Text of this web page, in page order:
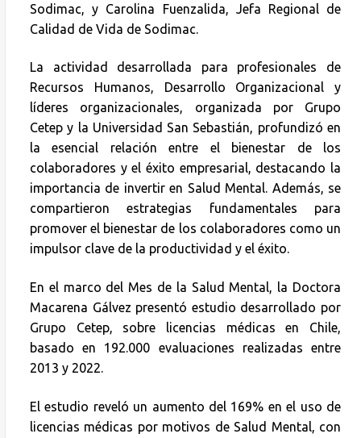
Sodimac, y Carolina Fuenzalida, Jefa Regional de
Calidad de Vida de Sodimac.
La actividad desarrollada para profesionales de
Recursos Humanos, Desarrollo Organizacional y
líderes organizacionales, organizada por Grupo
Cetep y la Universidad San Sebastián, profundizó en
la esencial relación entre el bienestar de los
colaboradores y el éxito empresarial, destacando la
importancia de invertir en Salud Mental. Además, se
compartieron estrategias fundamentales para
promover el bienestar de los colaboradores como un
impulsor clave de la productividad y el éxito.
En el marco del Mes de la Salud Mental, la Doctora
Macarena Gálvez presentó estudio desarrollado por
Grupo Cetep, sobre licencias médicas en Chile,
basado en 192.000 evaluaciones realizadas entre
2013 y 2022.
El estudio reveló un aumento del 169% en el uso de
licencias médicas por motivos de Salud Mental, con